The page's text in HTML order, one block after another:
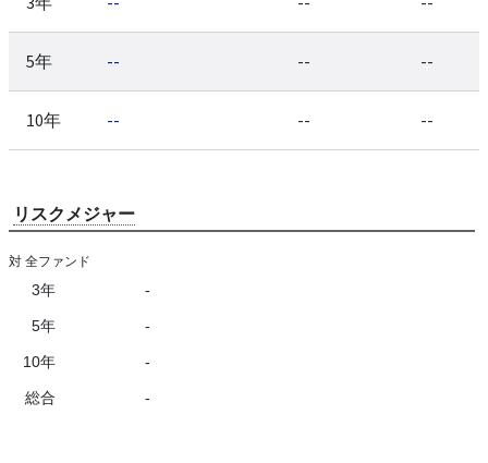
5年 -- -- --
10年 -- -- --
リスクメジャー
対 全ファンド
3年 -
5年 -
10年 -
総合 -